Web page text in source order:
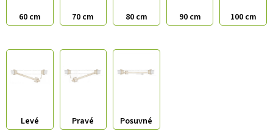
60 cm 70 cm 80 cm 90 cm 100 cm
Levé Pravé Posuvné